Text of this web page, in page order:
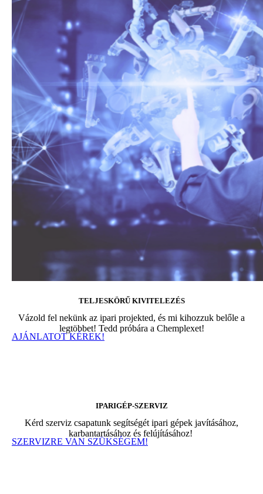
TELJESKÖRŰ KIVITELEZÉS
Vázold fel nekünk az ipari projekted, és mi kihozzuk belőle a
legtöbbet! Tedd próbára a Chemplexet!
AJÁNLATOT KÉREK!
IPARIGÉP-SZERVIZ
Kérd szerviz csapatunk segítségét ipari gépek javításához,
karbantartásához és felújításához!
SZERVIZRE VAN SZÜKSÉGEM!